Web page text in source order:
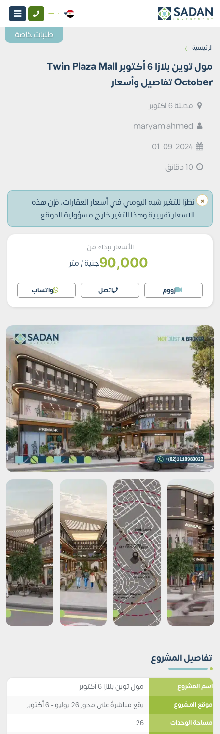
الرئيسية ›
مول توين بلازا 6 أكتوبر Twin Plaza Mall
October تفاصيل وأسعار
مدينة 6 اكتوبر
01-09-2024
× نظرًا للتغير شبه اليومي في أسعار العقارات، فإن هذه
الأسعار تقريبية وهذا التغير خارج مسؤولية الموقع.
الأسعار تبداء من
90,000جنية/ متر
زووم اتصل واتساب
تفاصيل المشروع
اسم المشروع مول توين بلازا 6 أكتوبر
موقع المشروع يقع مباشرةً على محور 26 يوليو - 6 أكتوبر
مساحة الوحدات 26
طلبات خاصة